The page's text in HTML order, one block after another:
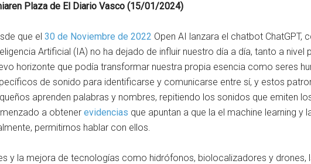
Plaza de El Diario Vasco (15/01/2024)
que el 30 de Noviembre de 2022 Open AI lanzara el chatbot
Artificial (IA) no ha dejado de influir nuestro día a día, tanto a
horizonte que podía transformar nuestra propia esencia como seres
de sonido para identificarse y comunicarse entre sí, y estos
aprenden palabras y nombres, repitiendo los sonidos que emiten
a obtener evidencias que apuntan a que la el machine learning
permitirnos hablar con ellos.
y la mejora de tecnologías como hidrófonos, biolocalizadores y